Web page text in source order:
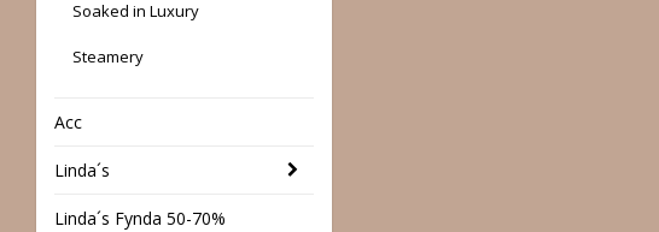
Soaked in Luxury
Steamery
Acc
Linda´s
Linda´s Fynda 50-70%